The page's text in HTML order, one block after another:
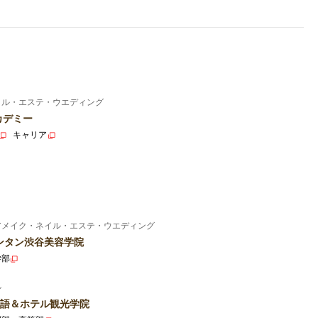
・エステ・ウエディング
デミー
キャリア
イク・ネイル・エステ・ウエディング
タン渋谷美容学院
＆ホテル観光学院